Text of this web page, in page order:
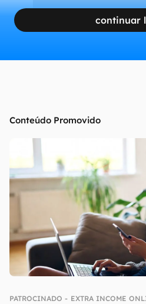
continuar